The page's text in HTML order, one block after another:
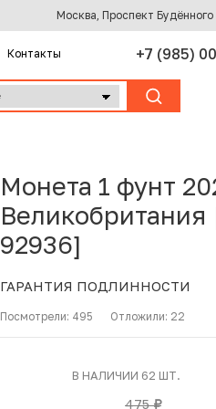
Москва, Проспект Будённого
Контакты +7 (985)
Монета 1 фунт
Великобритания
92936]
ГАРАНТИЯ ПОДЛИННОСТИ
Посмотрели: 495 Отложили: 22
В НАЛИЧИИ 62 ШТ.
475руб.